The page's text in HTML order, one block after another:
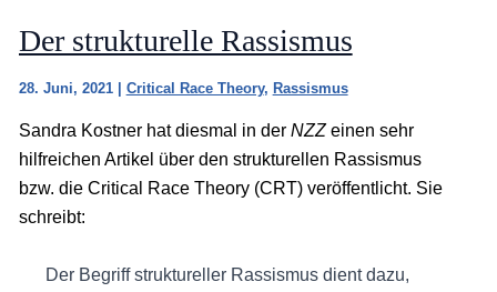
Der strukturelle Rassismus
28. Juni, 2021 Critical Race Theory, Rassismus
Sandra Kostner hat diesmal in der NZZeinen sehr
hilfreichen Artikel über den strukturellen Rassismus
bzw. die Critical Race Theory (CRT) veröffentlicht. Sie
schreibt:
Der Begriff struktureller Rassismus dient dazu,